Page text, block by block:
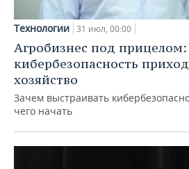
Технологии 31 июл, 00:00
Агробизнес под
кибербезопасность
хозяйство
Зачем выстраивать
чего начать